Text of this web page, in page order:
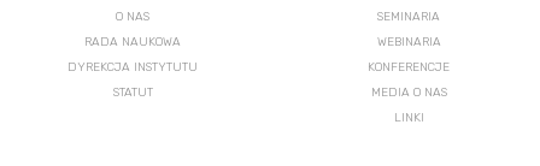
O NAS
RADA NAUKOWA
DYREKCJA INSTYTUTU
STATUT
SEMINARIA
WEBINARIA
KONFERENCJE
MEDIA O NAS
LINKI